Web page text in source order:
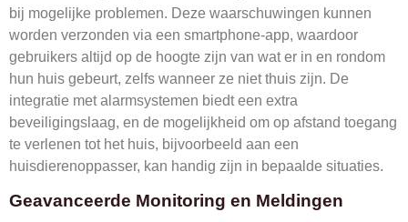
bij mogelijke problemen. Deze waarschuwingen kunnen
worden verzonden via een smartphone-app, waardoor
gebruikers altijd op de hoogte zijn van wat er in en rondom
hun huis gebeurt, zelfs wanneer ze niet thuis zijn. De
integratie met alarmsystemen biedt een extra
beveiligingslaag, en de mogelijkheid om op afstand toegang
te verlenen tot het huis, bijvoorbeeld aan een
huisdierenoppasser, kan handig zijn in bepaalde situaties.
Geavanceerde Monitoring en Meldingen